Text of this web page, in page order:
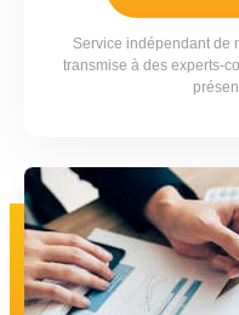
Service indépendant de
transmise à des experts-